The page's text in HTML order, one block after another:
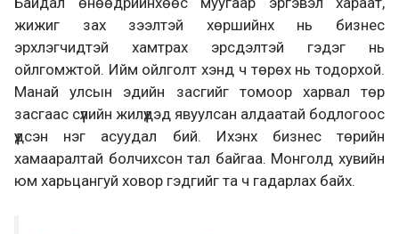
жижиг зах зээлтэй хөршийнх нь бизнес
эрхлэгчидтэй хамтрах эрсдэлтэй гэдэг нь
ойлгомжтой. Ийм ойлголт хэнд ч төрөх нь тодорхой.
Манай улсын эдийн засгийг томоор харвал төр
засгаас сүүлийн жилүүдэд явуулсан алдаатай бодлогоос
үүдсэн нэг асуудал бий. Ихэнх бизнес төрийн
хамааралтай болчихсон тал байгаа. Монголд хувийн
юм харьцангуй ховор гэдгийг та ч гадарлах байх.